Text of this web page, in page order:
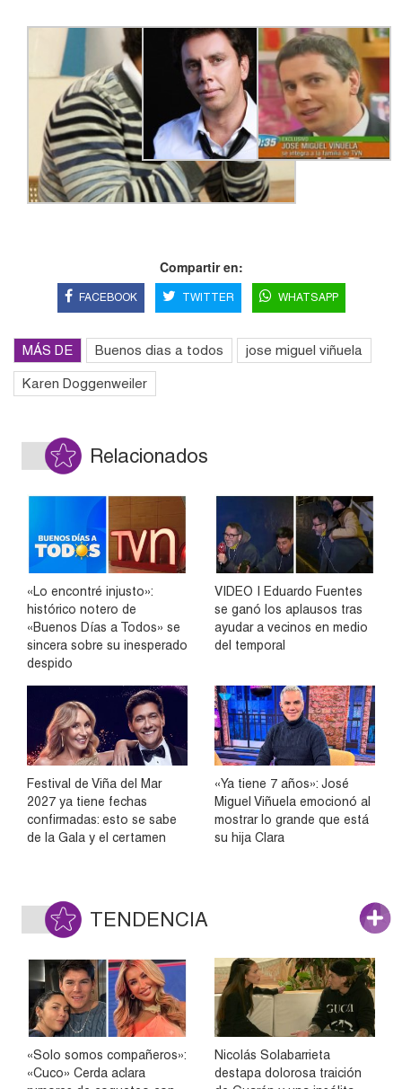
Compartir en:
FACEBOOK TWITTER WHATSAPP
MÁS DE Buenos dias a todos jose miguel viñuela
Karen Doggenweiler
Relacionados
«Lo encontré injusto»:
histórico notero de
«Buenos Días a Todos» se
sincera sobre su inesperado
despido
VIDEO | Eduardo Fuentes
se ganó los aplausos tras
ayudar a vecinos en medio
del temporal
Festival de Viña del Mar
2027 ya tiene fechas
confirmadas: esto se sabe
de la Gala y el certamen
«Ya tiene 7 años»: José
Miguel Viñuela emocionó al
mostrar lo grande que está
su hija Clara
TENDENCIA
«Solo somos compañeros»:
«Cuco» Cerda aclara
Nicolás Solabarrieta
destapa dolorosa traición